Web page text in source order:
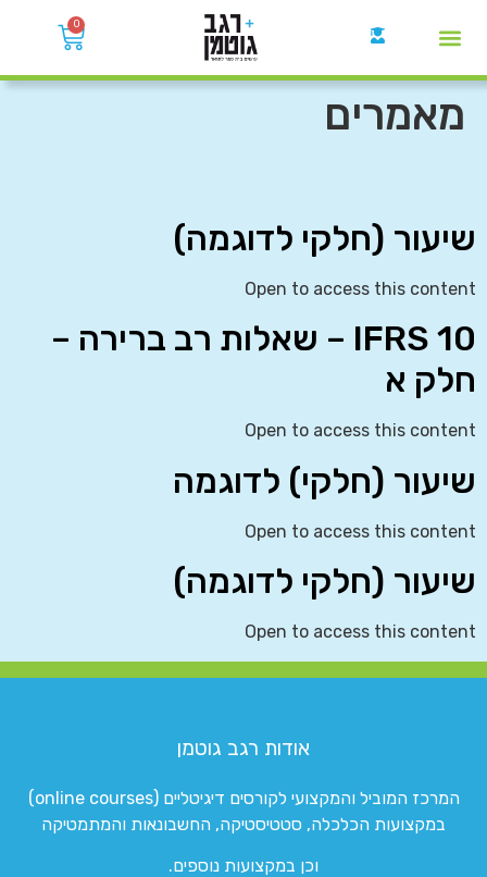
0
מאמרים
שיעור (חלקי לדוגמה)
Open to access this content
IFRS 10 – שאלות רב ברירה –
חלק א
Open to access this content
שיעור (חלקי) לדוגמה
Open to access this content
שיעור (חלקי לדוגמה)
Open to access this content
אודות רגב גוטמן
המרכז המוביל והמקצועי לקורסים דיגיטליים (online courses)
במקצועות הכלכלה, סטטיסטיקה, החשבונאות והמתמטיקה
וכן במקצועות נוספים.